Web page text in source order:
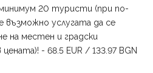
20 туристи (при по-
услугата да се
на местен и градски
- 68.5 EUR / 133.97 BGN